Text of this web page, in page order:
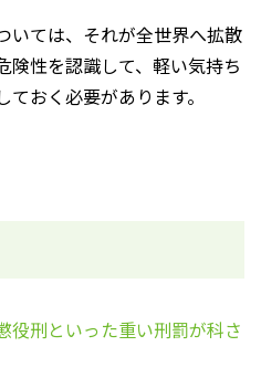
いては、それが全世界へ拡散
険性を認識して、軽い気持ち
おく必要があります。
役刑といった重い刑罰が科さ